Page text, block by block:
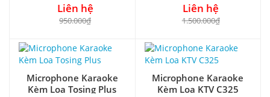
Liên hệ
950.000₫
Liên hệ
1.500.000₫
Microphone Karaoke
Kèm Loa Tosing Plus
Microphone Karaoke
Kèm Loa KTV C325